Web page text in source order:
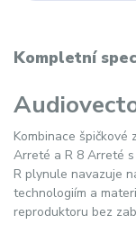
Kompletní
Kombinace špičkové
Arreté a R 8 Arreté
R plynule navazuje
technologiím a
reproduktoru bez